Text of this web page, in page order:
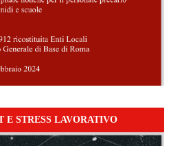
E STRESS LAVORATIVO